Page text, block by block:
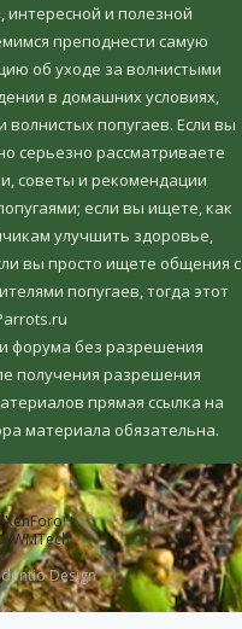
и полезной
преподнести самую
об уходе за волнистыми
в домашних условиях,
попугаев. Если вы
серьезно рассматриваете
советы и рекомендации
если вы ищете, как
улучшить здоровье,
вы просто ищете общения с
попугаев, тогда этот
форума без разрешения
получения разрешения
прямая ссылка на
материала обязательна.
XenForo™
WMTech
Design.